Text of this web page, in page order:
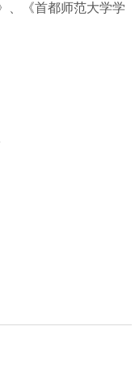
、《首都师范大学学